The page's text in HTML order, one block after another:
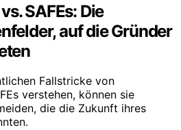
SAFEs: Die
auf die Gründer
Fallstricke von
verstehen, können sie
die die Zukunft ihres